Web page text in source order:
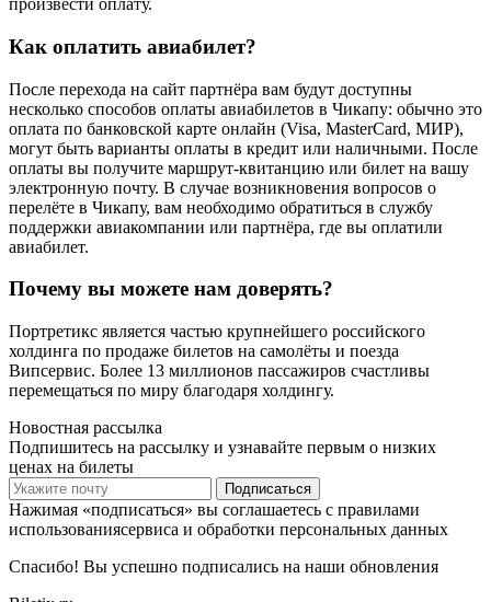
произвести оплату.
Как оплатить авиабилет?
После перехода на сайт партнёра вам будут доступны
несколько способов оплаты авиабилетов в Чикапу: обычно это
оплата по банковской карте онлайн (Visa, MasterCard, МИР),
могут быть варианты оплаты в кредит или наличными. После
оплаты вы получите маршрут-квитанцию или билет на вашу
электронную почту. В случае возникновения вопросов о
перелёте в Чикапу, вам необходимо обратиться в службу
поддержки авиакомпании или партнёра, где вы оплатили
авиабилет.
Почему вы можете нам доверять?
Портретикс является частью крупнейшего российского
холдинга по продаже билетов на самолёты и поезда
Випсервис. Более 13 миллионов пассажиров счастливы
перемещаться по миру благодаря холдингу.
Новостная рассылка
Подпишитесь на рассылку и узнавайте первым о низких
ценах на билеты
Подписаться
Нажимая «подписаться» вы соглашаетесь с правилами
использованиясервиса и обработки персональных данных
Спасибо! Вы успешно подписались на наши обновления